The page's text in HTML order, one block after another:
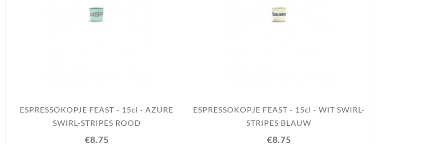
ESPRESSOKOPJE FEAST - 15cl - AZURE
SWIRL-STRIPES ROOD
€8.75
ESPRESSOKOPJE FEAST - 15cl - WIT SWIRL-
STRIPES BLAUW
€8.75